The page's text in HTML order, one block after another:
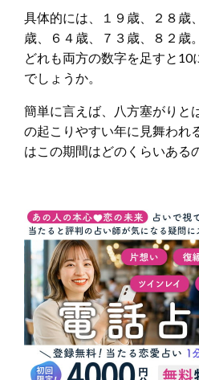
具体的には、１９歳、２８歳
歳、６４歳、７３歳、８２歳
どれも両方の数字を足すと10
でしょうか。
簡単に言えば、八方塞がりと
の起こりやすい年に見舞われ
はこの期間はどのくらいある